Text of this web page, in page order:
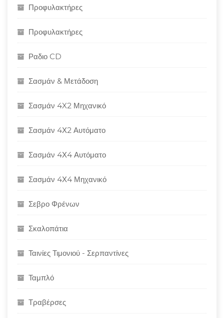
Προφυλακτήρες
Προφυλακτήρες
Ραδιο CD
Σασμάν & Μετάδοση
Σασμάν 4X2 Μηχανικό
Σασμάν 4Χ2 Αυτόματο
Σασμάν 4Χ4 Αυτόματο
Σασμάν 4Χ4 Μηχανικό
Σεβρο Φρένων
Σκαλοπάτια
Ταινίες Τιμονιού - Σερπαντίνες
Ταμπλό
Τραβέρσες